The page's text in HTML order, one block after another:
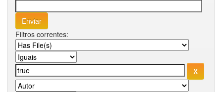
Filtros correntes: